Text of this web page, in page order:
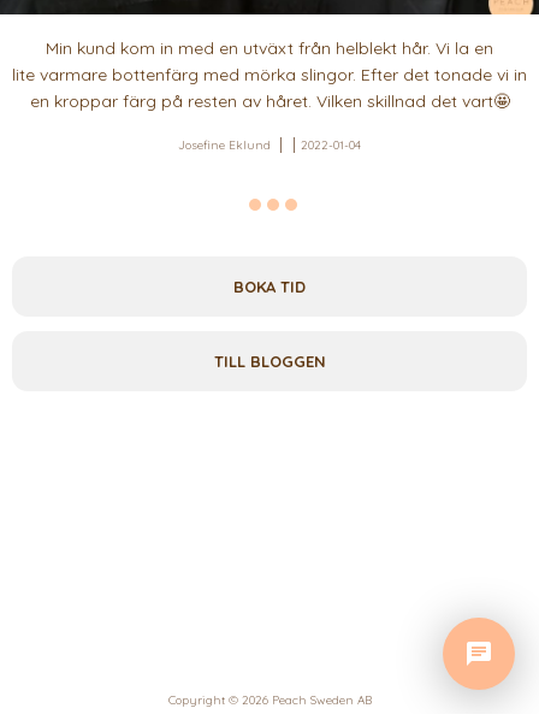
Min kund kom in med en utväxt från helblekt hår. Vi la en
lite varmare bottenfärg med mörka slingor. Efter det tonade vi in
en kroppar färg på resten av håret. Vilken skillnad det vart🤩
Josefine Eklund 2022-01-04
BOKA TID
TILL BLOGGEN
Copyright © 2026 Peach Sweden AB